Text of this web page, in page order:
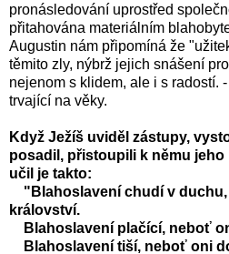
pronásledování uprostřed
přitahována materiálním
Augustin nám připomíná že
těmito zly, nýbrž jejich snášení
nejenom s klidem, ale i s radostí.
trvající na věky.
Když Ježíš uviděl zástupy,
posadil, přistoupili k němu jeho
učil je takto:
"Blahoslavení chudí v
království.
Blahoslavení plačící, neboť
Blahoslavení tiší, neboť oni